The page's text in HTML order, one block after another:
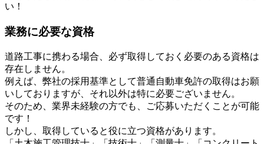
い！
業務に必要な資格
道路工事に携わる場合、必ず取得しておく必要のある資格は
存在しません。
例えば、弊社の採用基準として普通自動車免許の取得はお願
いしておりますが、それ以外は特に必要ございません。
そのため、業界未経験の方でも、ご応募いただくことが可能
です！
しかし、取得していると役に立つ資格があります。